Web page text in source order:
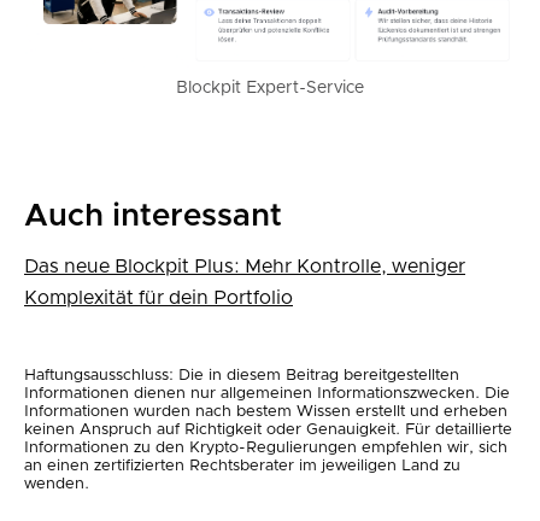
Blockpit Expert-Service
Auch interessant
Das neue Blockpit Plus: Mehr Kontrolle, weniger
Komplexität für dein Portfolio
Haftungsausschluss: Die in diesem Beitrag bereitgestellten
Informationen dienen nur allgemeinen Informationszwecken. Die
Informationen wurden nach bestem Wissen erstellt und erheben
keinen Anspruch auf Richtigkeit oder Genauigkeit. Für detaillierte
Informationen zu den Krypto-Regulierungen empfehlen wir, sich
an einen zertifizierten Rechtsberater im jeweiligen Land zu
wenden.